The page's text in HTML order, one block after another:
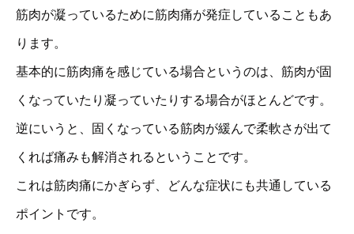
筋肉が凝っているために筋肉痛が発症していることもあ
ります。
基本的に筋肉痛を感じている場合というのは、筋肉が固
くなっていたり凝っていたりする場合がほとんどです。
逆にいうと、固くなっている筋肉が緩んで柔軟さが出て
くれば痛みも解消されるということです。
これは筋肉痛にかぎらず、どんな症状にも共通している
ポイントです。